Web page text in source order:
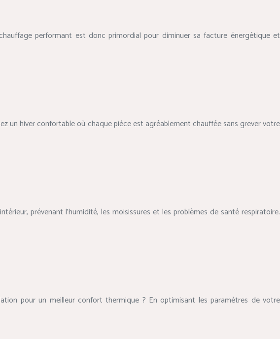
performant est donc primordial pour diminuer sa facture énergétique et
un hiver confortable où chaque pièce est agréablement chauffée sans grever votre
prévenant l’humidité, les moisissures et les problèmes de santé respiratoire.
pour un meilleur confort thermique ? En optimisant les paramètres de votre